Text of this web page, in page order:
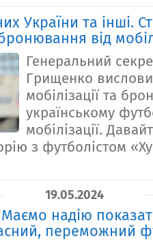
України та інші.
від
Генеральний
Грищенко
мобілізації та
українському
мобілізації.
з футболістом
19.05.2024
надію
переможний